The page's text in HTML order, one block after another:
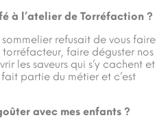
à l’atelier de Torréfaction ?
sommelier refusait de vous faire
torréfacteur, faire déguster nos
les saveurs qui s’y cachent et
partie du métier et c’est
avec mes enfants ?